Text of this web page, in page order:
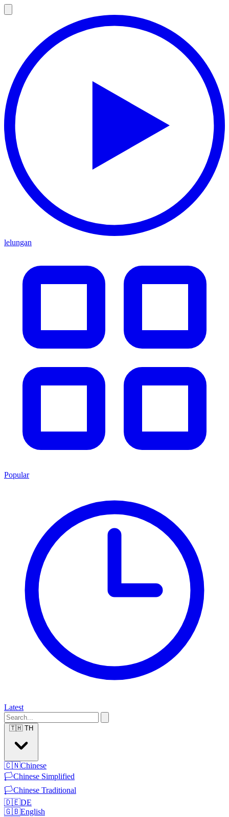
lelungan
Popular
Latest
🇹🇭 TH
🇨🇳Chinese
🏳️Chinese Simplified
🏳️Chinese Traditional
🇩🇪DE
🇬🇧English